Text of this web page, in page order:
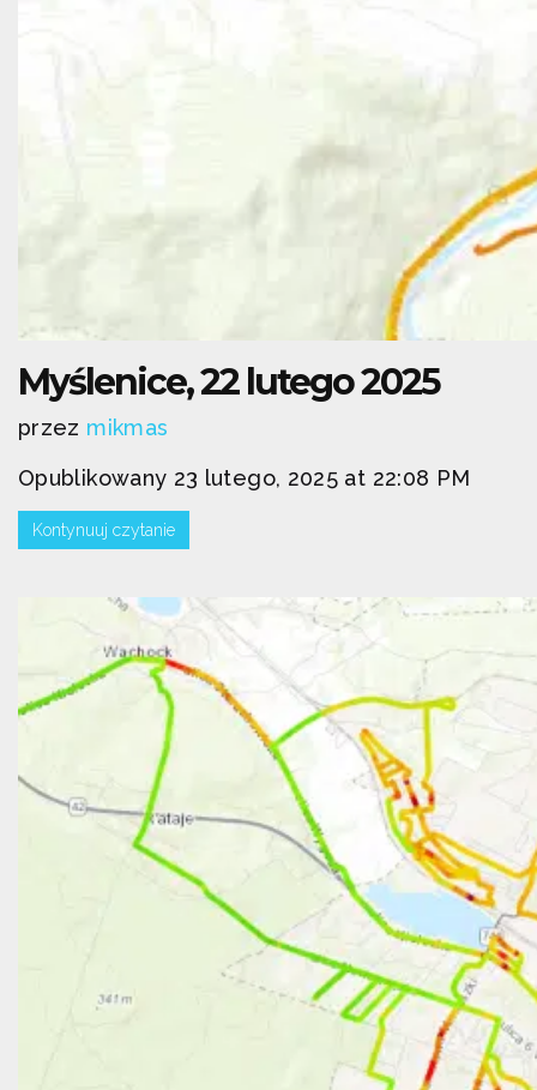
Myślenice, 22 lutego 2025
przez mikmas
Opublikowany 23 lutego, 2025 at 22:08 PM
Kontynuuj czytanie